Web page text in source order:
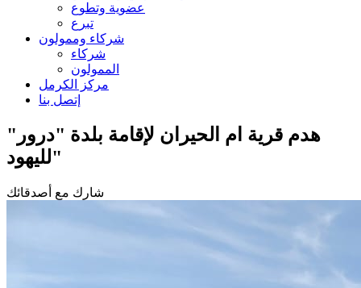
عضوية وتطوع
تبرع
شركاء وممولون
شركاء
الممولون
مركز الكرمل
إتصل بنا
هدم قرية ام الحيران لإقامة بلدة "درور"
لليهود"
شارك مع أصدقائك